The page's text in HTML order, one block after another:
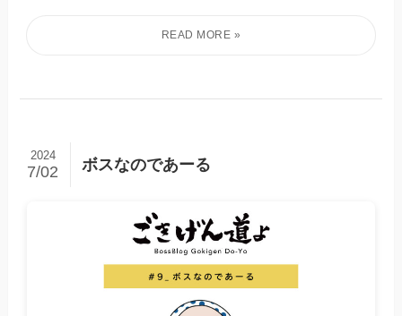
ボスなのであーる
2024
7/02